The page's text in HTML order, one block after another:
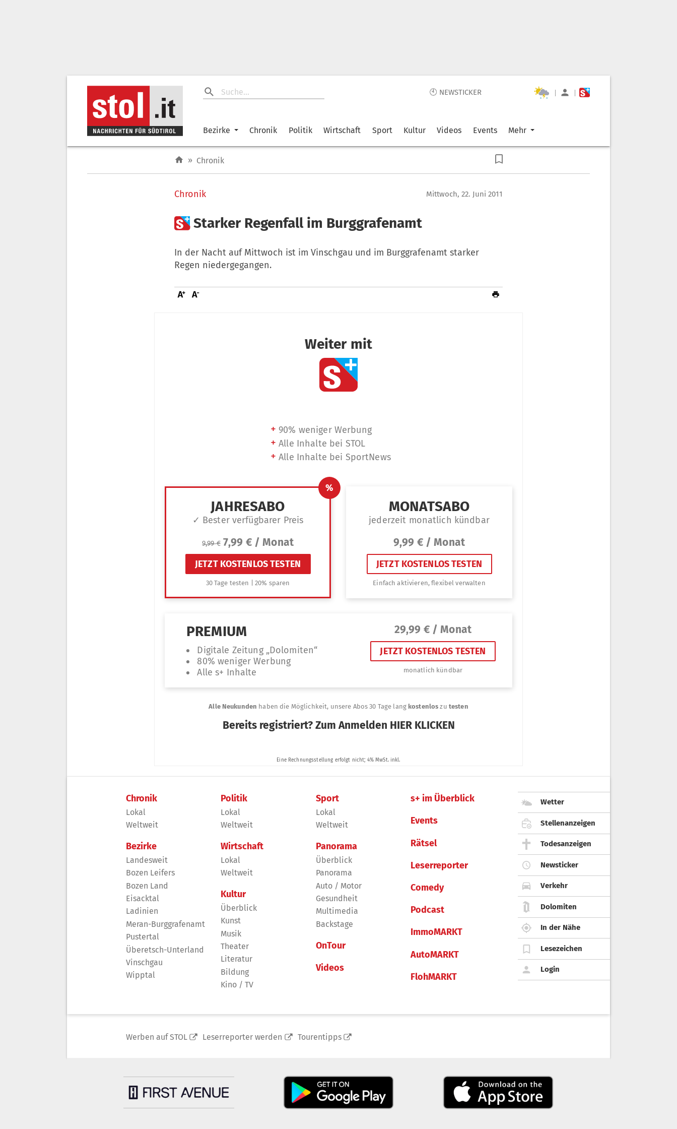
🕙 NEWSTICKER | |
Bezirke Chronik Politik Wirtschaft Sport Kultur Videos Events Mehr
» Chronik
Chronik Mittwoch, 22. Juni 2011
Starker Regenfall im Burggrafenamt
In der Nacht auf Mittwoch ist im Vinschgau und im Burggrafenamt starker
Regen niedergegangen.
Chronik
Lokal
Weltweit
Bezirke
Landesweit
Bozen Leifers
Bozen Land
Eisacktal
Ladinien
Meran-Burggrafenamt
Pustertal
Überetsch-Unterland
Vinschgau
Wipptal
Politik
Lokal
Weltweit
Wirtschaft
Lokal
Weltweit
Kultur
Überblick
Kunst
Musik
Theater
Literatur
Bildung
Kino / TV
Sport
Lokal
Weltweit
Panorama
Überblick
Panorama
Auto / Motor
Gesundheit
Multimedia
Backstage
OnTour
Videos
s+ im Überblick
Events
Rätsel
Leserreporter
Comedy
Podcast
ImmoMARKT
AutoMARKT
FlohMARKT
Wetter
Stellenanzeigen
Todesanzeigen
Newsticker
Verkehr
Dolomiten
In der Nähe
Lesezeichen
Login
Werben auf STOL Leserreporter werden Tourentipps